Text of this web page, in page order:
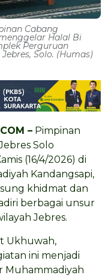
Cabang
Halal Bi
Perguruan
Solo. (Humas)
– Pimpinan
Solo
(16/4/2026) di
Kandangsapi,
khidmat dan
berbagai unsur
Jebres.
Ukhuwah,
ini menjadi
Muhammadiyah